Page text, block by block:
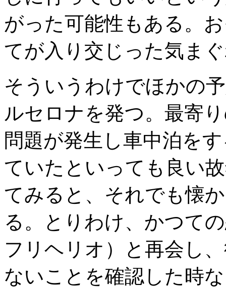
がった可能性もある。
てが入り交じった気ま
そういうわけでほかの
ルセロナを発つ。最寄
問題が発生し車中泊を
ていたといっても良い
てみると、それでも懐
る。とりわけ、かつて
フリヘリオ）と再会し
ないことを確認した時